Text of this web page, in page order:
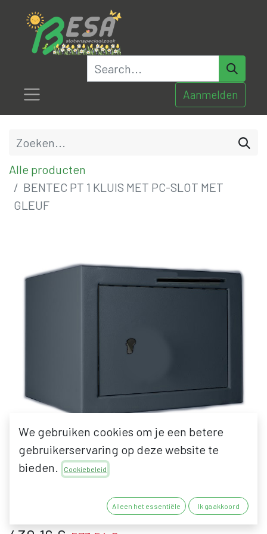
Aanmelden
Alle producten
BENTEC PT 1 KLUIS MET PC-SLOT MET
GLEUF
BENTEC PT 1 KLUIS MET
PC-SLOT MET GLEUF
We gebruiken cookies om je een betere
gebruikerservaring op deze website te
bieden.
Cookiebeleid
Alleen het essentiële Ik ga akkoord